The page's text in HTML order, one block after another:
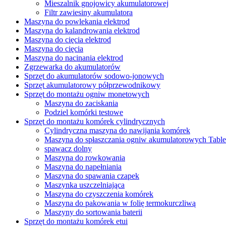
Mieszalnik gnojowicy akumulatorowej
Filtr zawiesiny akumulatora
Maszyna do powlekania elektrod
Maszyna do kalandrowania elektrod
Maszyna do cięcia elektrod
Maszyna do cięcia
Maszyna do nacinania elektrod
Zgrzewarka do akumulatorów
Sprzęt do akumulatorów sodowo-jonowych
Sprzęt akumulatorowy półprzewodnikowy
Sprzęt do montażu ogniw monetowych
Maszyna do zaciskania
Podziel komórki testowe
Sprzęt do montażu komórek cylindrycznych
Cylindryczna maszyna do nawijania komórek
Maszyna do spłaszczania ogniw akumulatorowych
spawacz dolny
Maszyna do rowkowania
Maszyna do napełniania
Maszyna do spawania czapek
Maszynka uszczelniająca
Maszyna do czyszczenia komórek
Maszyna do pakowania w folię termokurczliwą
Maszyny do sortowania baterii
Sprzęt do montażu komórek etui